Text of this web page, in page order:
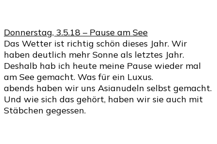
Donnerstag, 3.5.18 – Pause am See
Das Wetter ist richtig schön dieses Jahr. Wir
haben deutlich mehr Sonne als letztes Jahr.
Deshalb hab ich heute meine Pause wieder mal
am See gemacht. Was für ein Luxus.
abends haben wir uns Asianudeln selbst gemacht.
Und wie sich das gehört, haben wir sie auch mit
Stäbchen gegessen.